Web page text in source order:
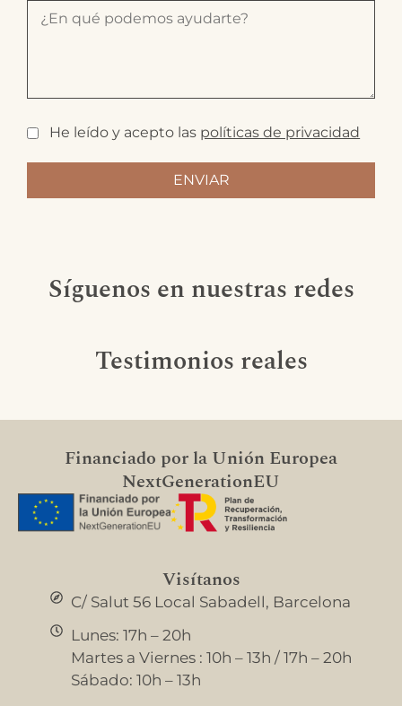
He leído y acepto las políticas de privacidad
Síguenos en nuestras redes
Testimonios reales
Financiado por la Unión Europea
NextGenerationEU
Visítanos
C/ Salut 56 Local Sabadell, Barcelona
Lunes: 17h – 20h
Martes a Viernes : 10h – 13h / 17h – 20h
Sábado: 10h – 13h